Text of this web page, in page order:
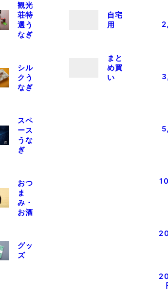
観光
荘特
選う
なぎ
シル
クう
なぎ
スペ
ース
うな
ぎ
おつ
ま
み・
お酒
グッ
ズ
自宅
用
まと
め買
い